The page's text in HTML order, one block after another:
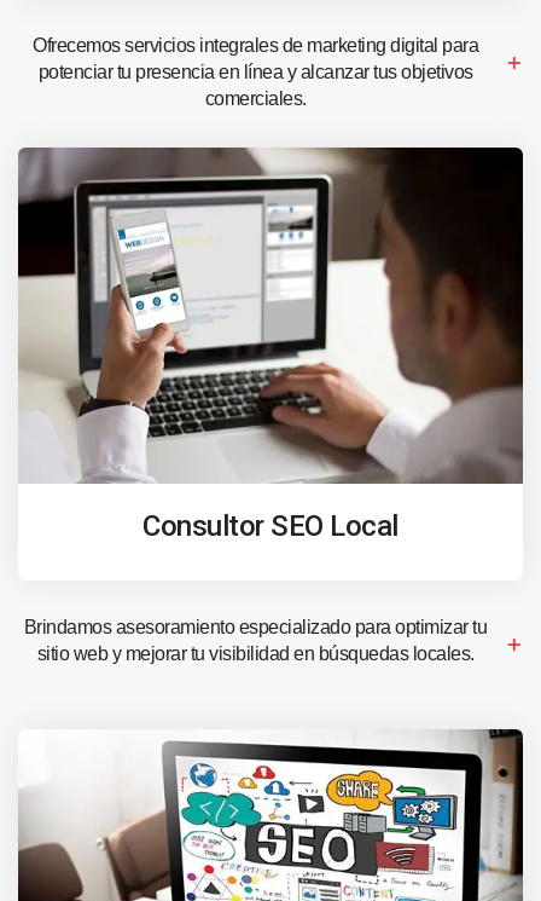
Ofrecemos servicios integrales de marketing digital para
potenciar tu presencia en línea y alcanzar tus objetivos
comerciales.
Consultor SEO Local
Brindamos asesoramiento especializado para optimizar tu
sitio web y mejorar tu visibilidad en búsquedas locales.